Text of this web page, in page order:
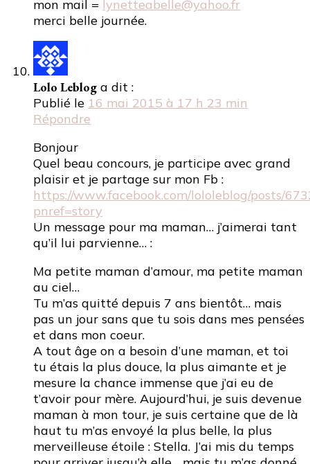
mon mail = lynetteabelle@yahoo.fr
merci belle journée.
Lolo Leblog a dit :
Publié le 16 mai 2015 à 17 h 23 min
Répondre
Bonjour
Quel beau concours, je participe avec grand
plaisir et je partage sur mon Fb :
https://www.facebook.com/lololeblog/posts/
pnref=story
Un message pour ma maman… j’aimerai tant
qu’il lui parvienne… :
Ma petite maman d’amour, ma petite maman
au ciel…
Tu m’as quitté depuis 7 ans bientôt… mais
pas un jour sans que tu sois dans mes pensées
et dans mon coeur.
A tout âge on a besoin d’une maman, et toi
tu étais la plus douce, la plus aimante et je
mesure la chance immense que j’ai eu de
t’avoir pour mère. Aujourd’hui, je suis devenue
maman à mon tour, je suis certaine que de là
haut tu m’as envoyé la plus belle, la plus
merveilleuse étoile : Stella. J’ai mis du temps